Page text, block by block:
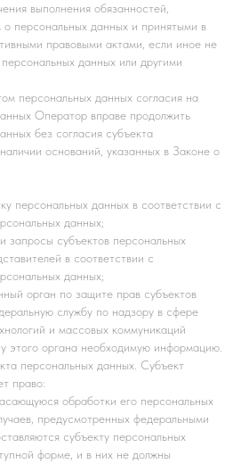
выполнения обязанностей,
персональных данных и принятыми в
правовыми актами, если иное не
данных или другими
персональных данных согласия на
Оператор вправе продолжить
без согласия субъекта
оснований, указанных в Законе о
персональных данных в соответствии с
данных;
запросы субъектов персональных
в соответствии с
данных;
орган по защите прав субъектов
службу по надзору в сфере
и массовых коммуникаций
этого органа необходимую информацию.
персональных данных. Субъект
право:
обработки его персональных
предусмотренных федеральными
субъекту персональных
форме, и в них не должны